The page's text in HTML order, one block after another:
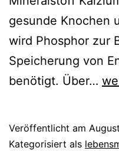
gesunde Knochen
wird Phosphor zur
Speicherung von
benötigt. Über…
Veröffentlicht am
Kategorisiert als